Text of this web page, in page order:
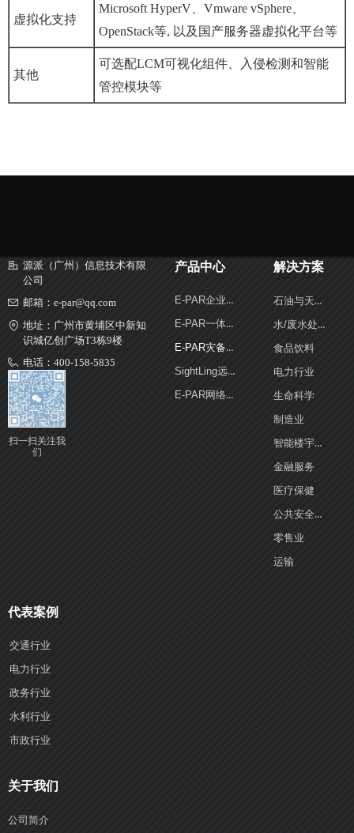
虚拟化支持
Microsoft HyperV、Vmware vSphere、
OpenStack等, 以及国产服务器虚拟化平台等
其他
可选配LCM可视化组件、入侵检测和智能
管控模块等
源派（广州）信息技术有限
公司
邮箱： e-par@qq.com
地址： 广州市黄埔区中新知
识城亿创广场T3栋9楼
电话： 400-158-5835
业务电话：
扫一扫关注我
们
产品中心
E-PAR企业级容错服务器
E-PAR一体化可视服务器
E-PAR灾备保护体机
SightLing远程管理控制器
E-PAR网络回溯分析系统
解决方案
石油与天然气
水/废水处理
食品饮料
电力行业
生命科学
制造业
智能楼宇和安全
金融服务
医疗保健
公共安全与政府部门
零售业
运输
关于我们
公司简介
代表案例
交通行业
电力行业
政务行业
水利行业
市政行业